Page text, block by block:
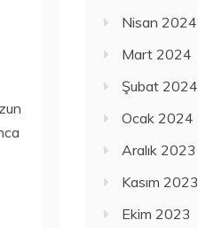
Nisan 2024
Mart 2024
Şubat 2024
Ocak 2024
Aralık 2023
Kasım 2023
Ekim 2023